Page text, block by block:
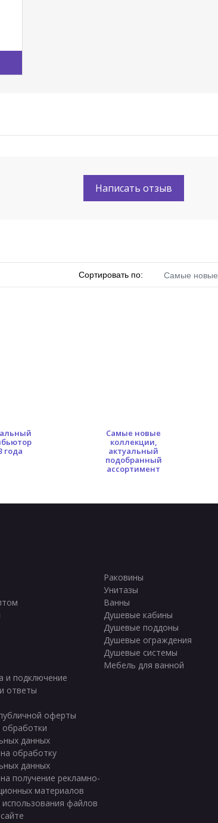
Написать отзыв
Сортировать по: Самые новые
года
Самые новые
коллекции,
актуальный
подобранный
ассортимент
и подключение
ответы
оферты
обработки
данных
на обработку
данных
на получение рекламно-
материалов
использования файлов
Раковины
Унитазы
Ванны
Душевые кабины
Душевые поддоны
Душевые ограждения
Душевые системы
Мебель для ванной